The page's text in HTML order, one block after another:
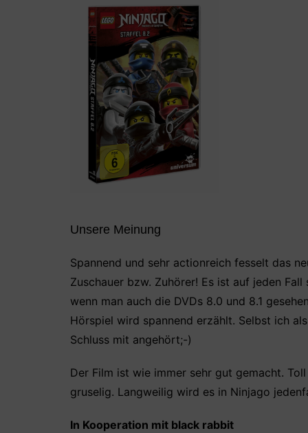
Unsere Meinung
Spannend und sehr actionreich fesselt das
Zuschauer bzw. Zuhörer! Es ist auf jeden
wenn man auch die DVDs 8.0 und 8.1
Hörspiel wird spannend erzählt. Selbst ich
Schluss mit angehört;-)
Der Film ist wie immer sehr gut gemacht.
gruselig. Langweilig wird es in Ninjago
In Kooperation mit black rabbit